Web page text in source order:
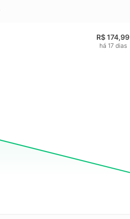
R$ 174,99
há 17 dias